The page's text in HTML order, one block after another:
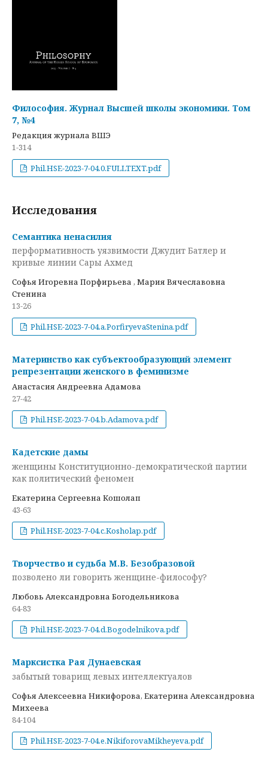
Философия. Журнал Высшей школы экономики. Том
7, №4
Редакция журнала ВШЭ
1-314
Phil.HSE-2023-7-04.0.FULLTEXT.pdf
Исследования
Семантика ненасилия
перформативность уязвимости Джудит Батлер и
кривые линии Сары Ахмед
Софья Игоревна Порфирьева , Мария Вячеславовна
Стенина
13-26
Phil.HSE-2023-7-04.a.PorfiryevaStenina.pdf
Материнство как субъектообразующий элемент
репрезентации женского в феминизме
Анастасия Андреевна Адамова
27-42
Phil.HSE-2023-7-04.b.Adamova.pdf
Кадетские дамы
женщины Конституционно-демократической партии
как политический феномен
Екатерина Сергеевна Кошолап
43-63
Phil.HSE-2023-7-04.c.Kosholap.pdf
Творчество и судьба М.В. Безобразовой
позволено ли говорить женщине-философу?
Любовь Александровна Богодельникова
64-83
Phil.HSE-2023-7-04.d.Bogodelnikova.pdf
Марксистка Рая Дунаевская
забытый товарищ левых интеллектуалов
Софья Алексеевна Никифорова, Екатерина Александровна
Михеева
84-104
Phil.HSE-2023-7-04.e.NikiforovaMikheyeva.pdf